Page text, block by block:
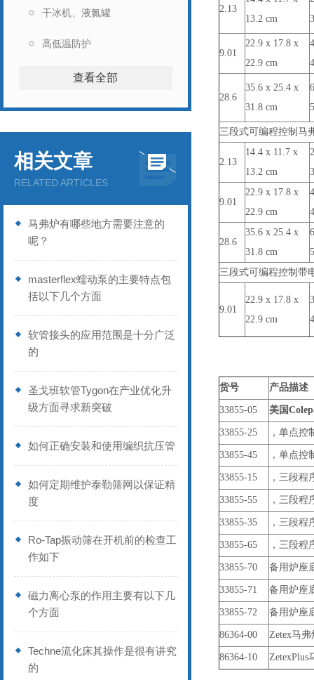
干冰机、液氮罐
高低温防护
查看全部
相关文章
RELATED ARTICLES
马弗炉有哪些地方需要注意的
呢？
masterflex蠕动泵的主要特点包
括以下几个方面
软管接头的应用范围是十分广泛
的
圣戈班软管Tygon在产业优化升
级方面寻求新突破
如何正确安装和使用编织抗压管
如何定期维护泰勒筛网以保证精
度
Ro-Tap振动筛在开机前的检查工
作如下
磁力离心泵的作用主要有以下几
个方面
Techne流化床其操作是很有讲究
的
2.13
13.2 cm
9.01
22.9 x 17.8 x
22.9 cm
28.6
35.6 x 25.4 x
31.8 cm
三段式可编程控制马
2.13
14.4 x 11.7 x
13.2 cm
9.01
22.9 x 17.8 x
22.9 cm
28.6
35.6 x 25.4 x
31.8 cm
三段式可编程控制带
9.01
22.9 x 17.8 x
22.9 cm
货号 产品描述
33855-05 美国
33855-25 ，单点控
33855-45 ，单点控
33855-15 ，三段程
33855-55 ，三段程
33855-35 ，三段程
33855-65 ，三段程
33855-70 备用炉座
33855-71 备用炉座
33855-72 备用炉座
86364-00 Zetex马
86364-10 ZetexPlus